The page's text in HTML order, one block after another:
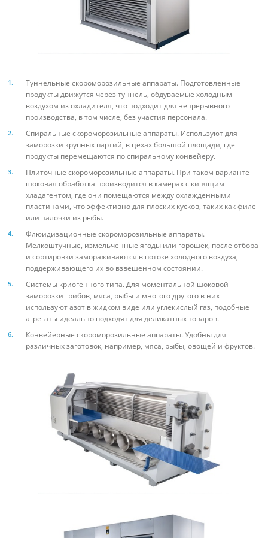
Туннельные скороморозильные аппараты. Подготовленные
продукты движутся через туннель, обдуваемые холодным
воздухом из охладителя, что подходит для непрерывного
производства, в том числе, без участия персонала.
Спиральные скороморозильные аппараты. Используют для
заморозки крупных партий, в цехах большой площади, где
продукты перемещаются по спиральному конвейеру.
Плиточные скороморозильные аппараты. При таком варианте
шоковая обработка производится в камерах с кипящим
хладагентом, где они помещаются между охлажденными
пластинами, что эффективно для плоских кусков, таких как филе
или палочки из рыбы.
Флюидизационные скороморозильные аппараты.
Мелкоштучные, измельченные ягоды или горошек, после отбора
и сортировки замораживаются в потоке холодного воздуха,
поддерживающего их во взвешенном состоянии.
Системы криогенного типа. Для моментальной шоковой
заморозки грибов, мяса, рыбы и многого другого в них
используют азот в жидком виде или углекислый газ, подобные
агрегаты идеально подходят для деликатных товаров.
Конвейерные скороморозильные аппараты. Удобны для
различных заготовок, например, мяса, рыбы, овощей и фруктов.